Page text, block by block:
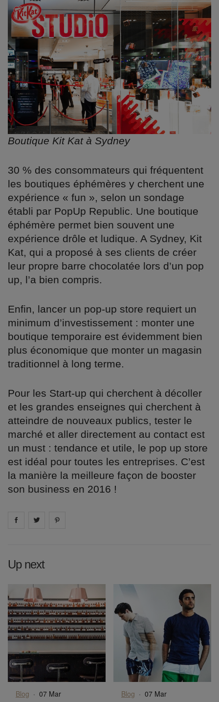
Boutique Kit Kat à Sydney
30 % des consommateurs qui fréquentent
les boutiques éphémères y cherchent une
expérience « fun », selon un sondage
établi par PopUp Republic. Une boutique
éphémère permet bien souvent une
expérience drôle et ludique. A Sydney, Kit
Kat, qui a proposé à ses clients de créer
leur propre barre chocolatée lors d’un pop
up, l’a bien compris.
Enfin, lancer un pop-up store requiert un
minimum d’investissement : monter une
boutique temporaire est évidemment bien
plus économique que monter un magasin
traditionnel à long terme.
Pour les Start-up qui cherchent à décoller
et les grandes enseignes qui cherchent à
atteindre de nouveaux publics, tester le
marché et aller directement au contact est
un must : tendance et utile, le pop up store
est idéal pour toutes les entreprises. C’est
la manière la meilleure façon de booster
son business en 2016 !
Share on facebook
Share on
Up next
Blog · 07 Mar Blog · 07 Mar